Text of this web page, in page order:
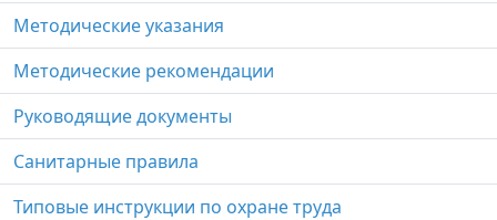
Методические указания
Методические рекомендации
Руководящие документы
Санитарные правила
Типовые инструкции по охране труда